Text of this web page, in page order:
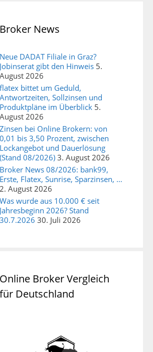
Broker News
Neue DADAT Filiale in Graz?
Jobinserat gibt den Hinweis 5.
August 2026
flatex bittet um Geduld,
Antwortzeiten, Sollzinsen und
Produktpläne im Überblick 5.
August 2026
Zinsen bei Online Brokern: von
0,01 bis 3,50 Prozent, zwischen
Lockangebot und Dauerlösung
(Stand 08/2026) 3. August 2026
Broker News 08/2026: bank99,
Erste, Flatex, Sunrise, Sparzinsen, …
2. August 2026
Was wurde aus 10.000 € seit
Jahresbeginn 2026? Stand
30.7.2026 30. Juli 2026
Online Broker Vergleich
für Deutschland